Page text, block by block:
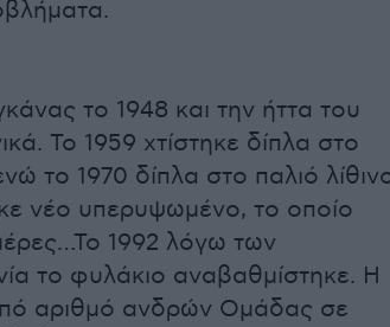
το 1948 και την ήττα του
Το 1959 χτίστηκε δίπλα στο
το 1970 δίπλα στο παλιό
νέο υπερυψωμένο, το οποίο
1992 λόγω των
το φυλάκιο αναβαθμίστηκε. Η
αριθμό ανδρών Ομάδας σε